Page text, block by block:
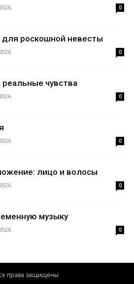
0
роскошной невесты
0
чувства
0
0
лицо и волосы
0
музыку
0
права защищены